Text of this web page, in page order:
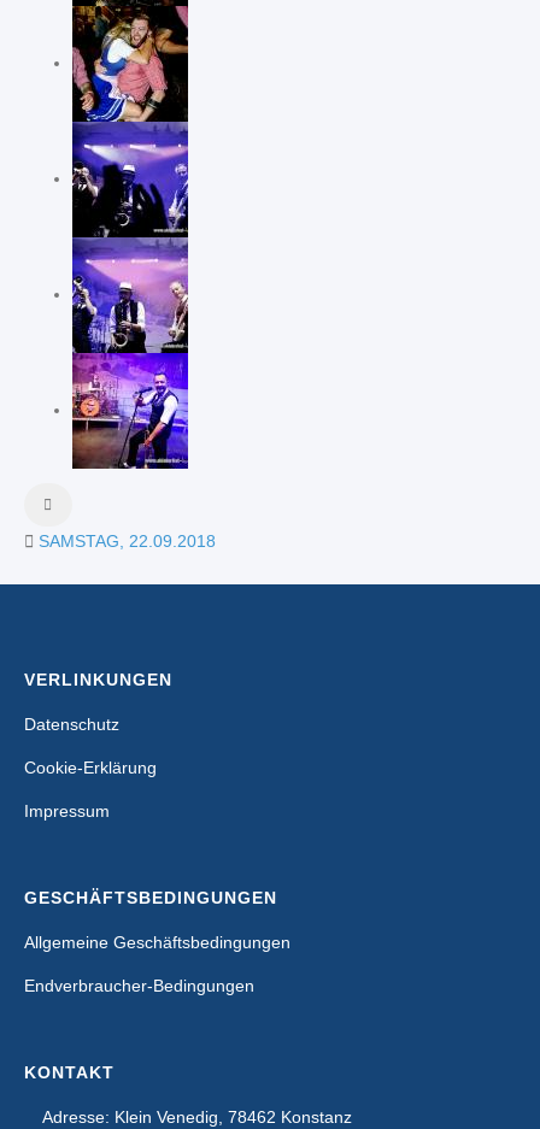
SAMSTAG, 22.09.2018
VERLINKUNGEN
Datenschutz
Cookie-Erklärung
Impressum
GESCHÄFTSBEDINGUNGEN
Allgemeine Geschäftsbedingungen
Endverbraucher-Bedingungen
KONTAKT
Adresse: Klein Venedig, 78462 Konstanz